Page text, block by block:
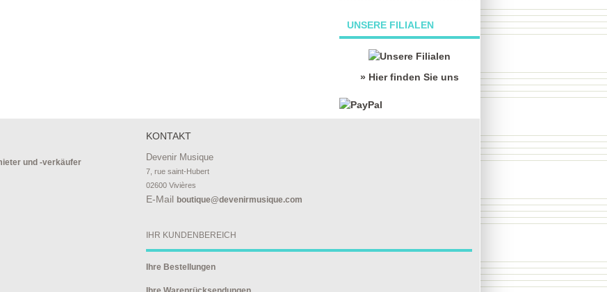
UNSERE FILIALEN
» Hier finden Sie uns
und -verkäufer
KONTAKT
Devenir Musique
7, rue saint-Hubert
02600 Vivières
E-Mail boutique@devenirmusique.com
IHR KUNDENBEREICH
Ihre Bestellungen